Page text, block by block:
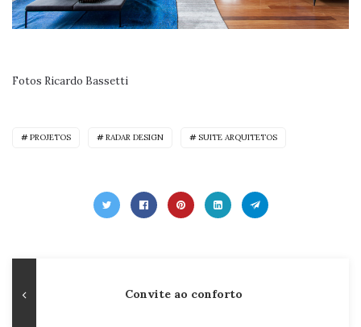
Fotos Ricardo Bassetti
PROJETOS RADAR DESIGN SUITE ARQUITETOS
de
Publicação
Convite ao conforto